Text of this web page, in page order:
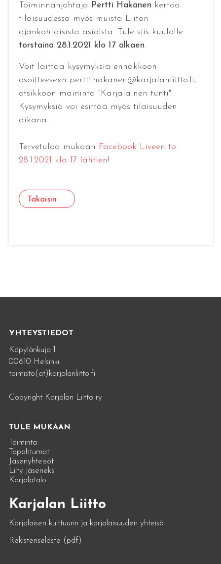
Toiminnanjohtaja Pertti Hakanen kertoo
tilaisuudessa myös muista Liiton
ajankohtaisista asioista. Tule siis kuulolle
torstaina 28.1.2021 klo 17 alkaen.
Voit laittaa kysymyksiä ennakkoon
osoitteeseen pertti.hakanen@karjalanliitto.fi,
otsikkoon maininta "Karjalainen tunti".
Kysymyksiä voi esittää myös tilaisuuden
aikana.
Tervetuloa mukaan Facebook Liveen to
28.1.2021 klo 17 lähtien!
Takaisin
YHTEYSTIEDOT
Käpylänkuja 1
00610 Helsinki
toimisto(at)karjalanliitto.fi
Copyright Karjalan Liitto ry
TULE MUKAAN
Toiminta
Tapahtumat
Jäsenyhteisöt
Liity jäseneksi
Karjalatalo
Karjalan Liitto
Karjalaisen kulttuurin ja karjalaisuuden yhteisö
Rekisteriseloste (pdf)